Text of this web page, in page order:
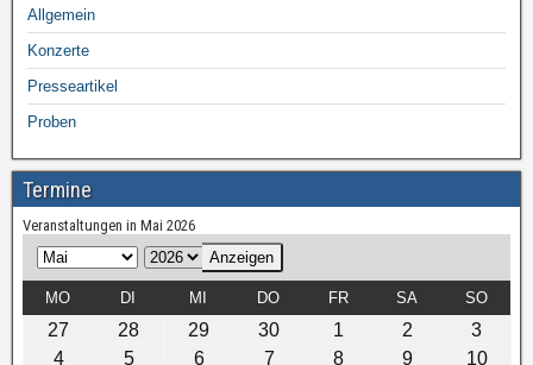
Allgemein
Konzerte
Presseartikel
Proben
Termine
Veranstaltungen in Mai 2026
M
n
J
h
MO DI MI DO FR SA SO
27 28 29 30 1 2
3
4
5 6 7 8 9 10